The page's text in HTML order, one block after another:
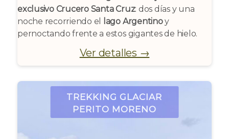
exclusivo Crucero Santa Cruz: dos días y una
noche recorriendo el
lago Argentinoy
pernoctando frente a estos gigantes de hielo.
Ver detalles →
Trekking Glaciar
Perito Moreno